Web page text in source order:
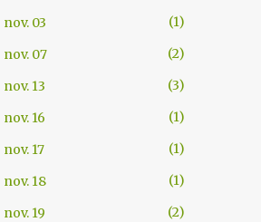
nov. 03
1
nov. 07
2
nov. 13
3
nov. 16
1
nov. 17
1
nov. 18
1
nov. 19
2